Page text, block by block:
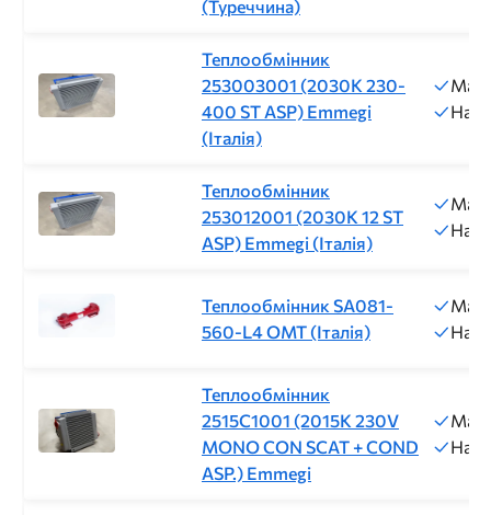
(Туреччина)
Теплообмінник
253003001 (2030K 230-
400 ST ASP) Emmegi
(Італія)
Теплообмінник
253012001 (2030K 12 ST
ASP) Emmegi (Італія)
Теплообмінник SA081-
560-L4 ОМТ (Італія)
Теплообмінник
2515C1001 (2015K 230V
MONO CON SCAT + COND
ASP.) Emmegi